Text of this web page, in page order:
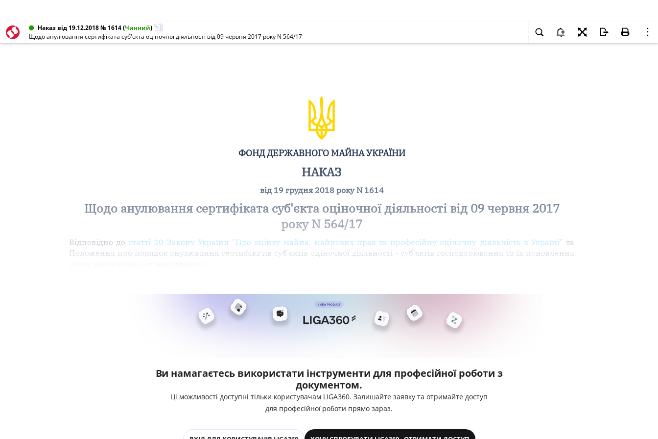
Наказ від 19.12.2018 № 1614(Чинний)
Щодо анулювання сертифіката суб'єкта оціночної діяльності від 09 червня 2017 року N 564/17
ФОНД ДЕРЖАВНОГО МАЙНА УКРАЇНИ
НАКАЗ
від 19 грудня 2018 року N 1614
Щодо анулювання сертифіката суб'єкта оціночної діяльності від 09 червня 2017
року N 564/17
Відповідно до статті 20 Закону України "Про оцінку майна, майнових прав та професійну оціночну діяльність в Україні" та
Положення про порядок анулювання сертифікатів суб'єктів оціночної діяльності - суб'єктів господарювання та їх поновлення
Ви намагаєтесь використати інструменти для професійної роботи з
документом.
Ці можливості доступні тільки користувачам LIGA360. Залишайте заявку та отримайте доступ
для професійної роботи прямо зараз.